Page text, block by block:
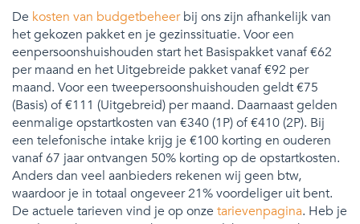
De kosten van budgetbeheerbij ons zijn afhankelijk van
het gekozen pakket en je gezinssituatie. Voor een
eenpersoonshuishouden start het Basispakket vanaf €62
per maand en het Uitgebreide pakket vanaf €92 per
maand. Voor een tweepersoonshuishouden geldt €75
(Basis) of €111 (Uitgebreid) per maand. Daarnaast gelden
eenmalige opstartkosten van €340 (1P) of €410 (2P). Bij
een telefonische intake krijg je €100 korting en ouderen
vanaf 67 jaar ontvangen 50% korting op de opstartkosten.
Anders dan veel aanbieders rekenen wij geen btw,
waardoor je in totaal ongeveer 21% voordeliger uit bent.
De actuele tarieven vind je op onze tarievenpagina. Heb je